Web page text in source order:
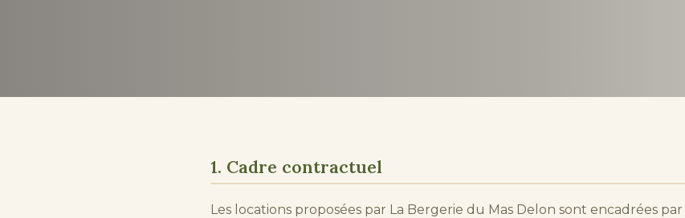
1. Cadre contractuel
Les locations proposées par La Bergerie du Mas Delon sont encadrées